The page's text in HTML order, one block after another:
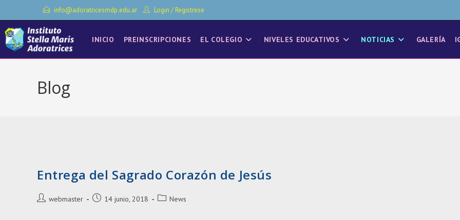
al
contenido
info@adoratricesmdp.edu.ar Login / Registrese
INICIO PREINSCRIPCIONES EL COLEGIO NIVELES EDUCATIVOS NOTICIAS GALERÍA
Blog
Entrega del Sagrado Corazón de Jesús
Autorwebmaster
Entrada14 junio, 2018
Categoría
News